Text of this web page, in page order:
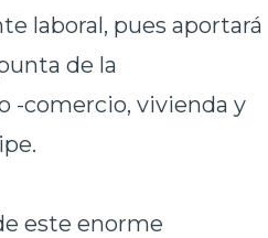
laboral, pues aportará
de la
-comercio, vivienda y
este enorme